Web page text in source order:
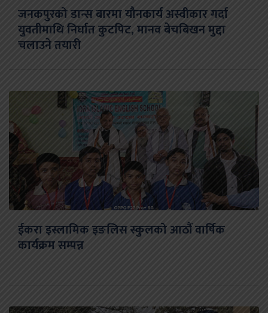
जनकपुरको डान्स बारमा यौनकार्य अस्वीकार गर्दा
युवतीमाथि निर्घात कुटपिट, मानव बेचबिखन मुद्दा
चलाउने तयारी
ईकरा इस्लामिक इङलिस स्कुलको आठौं वार्षिक
कार्यक्रम सम्पन्न